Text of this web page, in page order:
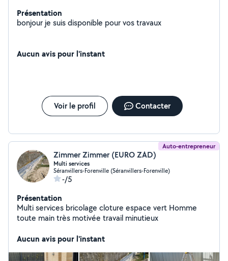
Présentation
bonjour je suis disponible pour vos travaux
Aucun avis pour l'instant
Voir le profil Contacter
Auto-entrepreneur
Zimmer Zimmer (EURO ZAD)
Multi services
Séranvillers-Forenville (Séranvillers-Forenville)
-/5
Présentation
Multi services bricolage cloture espace vert Homme
toute main très motivée travail minutieux
Aucun avis pour l'instant